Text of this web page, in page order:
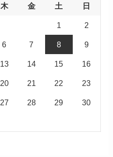
木 金 土 日
1 2
6 7 8 9
13 14 15 16
20 21 22 23
27 28 29 30